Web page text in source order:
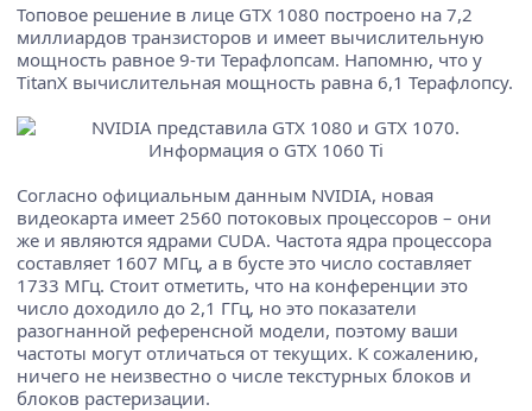
Топовое решение в лице GTX 1080 построено на 7,2
миллиардов транзисторов и имеет вычислительную
мощность равное 9-ти Терафлопсам. Напомню, что у
TitanX вычислительная мощность равна 6,1 Терафлопсу.
Согласно официальным данным NVIDIA, новая
видеокарта имеет 2560 потоковых процессоров – они
же и являются ядрами CUDA. Частота ядра процессора
составляет 1607 МГц, а в бусте это число составляет
1733 МГц. Стоит отметить, что на конференции это
число доходило до 2,1 ГГц, но это показатели
разогнанной референсной модели, поэтому ваши
частоты могут отличаться от текущих. К сожалению,
ничего не неизвестно о числе текстурных блоков и
блоков растеризации.